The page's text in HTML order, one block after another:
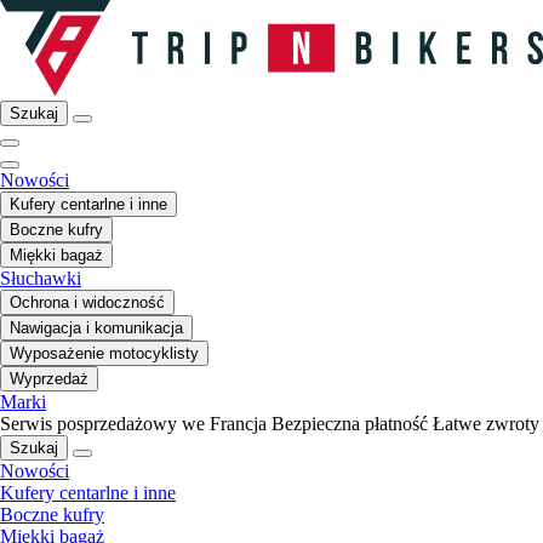
Szukaj
Nowości
Kufery centarlne i inne
Boczne kufry
Miękki bagaż
Słuchawki
Ochrona i widoczność
Nawigacja i komunikacja
Wyposażenie motocyklisty
Wyprzedaż
Marki
Serwis posprzedażowy we Francja Bezpieczna płatność Łatwe zwroty
Szukaj
Nowości
Kufery centarlne i inne
Boczne kufry
Miękki bagaż